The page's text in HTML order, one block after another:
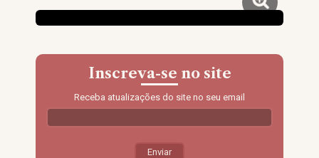
Inscreva-se no site
Receba atualizações do site no seu email